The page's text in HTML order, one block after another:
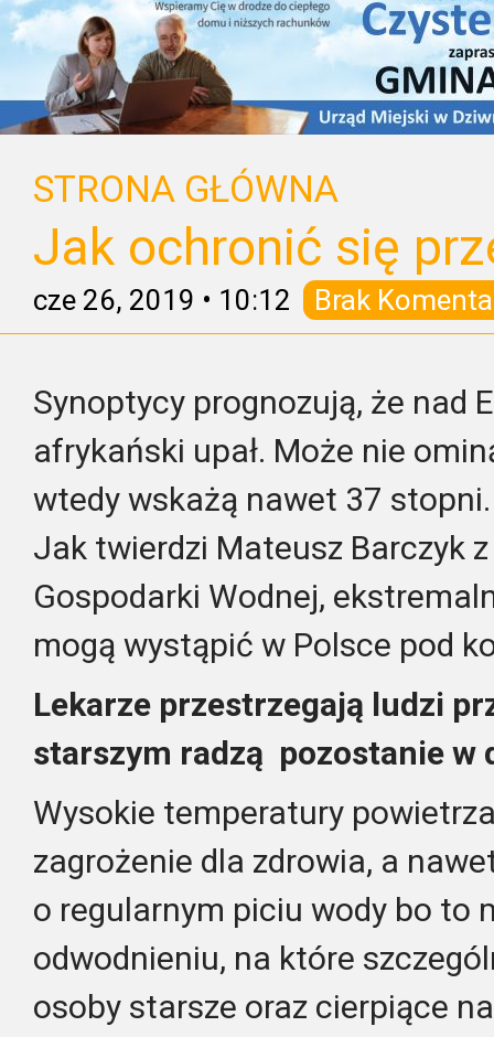
STRONA GŁÓWNA
Jak ochronić się
cze 26, 2019 • 10:12 Brak
Synoptycy prognozują, że nad
afrykański upał. Może nie
wtedy wskażą nawet 37 stopni.
Jak twierdzi Mateusz Barczyk
Gospodarki Wodnej,
mogą wystąpić w Polsce pod
Lekarze przestrzegają ludzi
starszym radzą pozostanie w
Wysokie temperatury
zagrożenie dla zdrowia, a
o regularnym piciu wody bo to
odwodnieniu, na które
osoby starsze oraz cierpiące